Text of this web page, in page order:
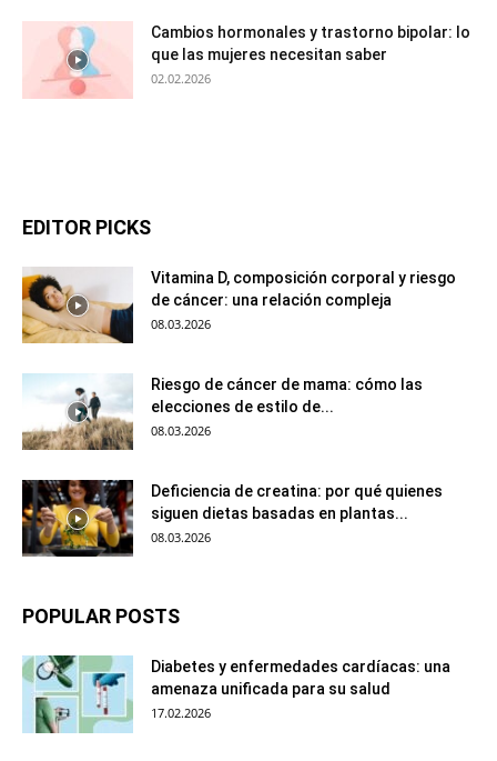
Cambios hormonales y trastorno bipolar: lo
que las mujeres necesitan saber
02.02.2026
EDITOR PICKS
Vitamina D, composición corporal y riesgo
de cáncer: una relación compleja
08.03.2026
Riesgo de cáncer de mama: cómo las
elecciones de estilo de...
08.03.2026
Deficiencia de creatina: por qué quienes
siguen dietas basadas en plantas...
08.03.2026
POPULAR POSTS
Diabetes y enfermedades cardíacas: una
amenaza unificada para su salud
17.02.2026